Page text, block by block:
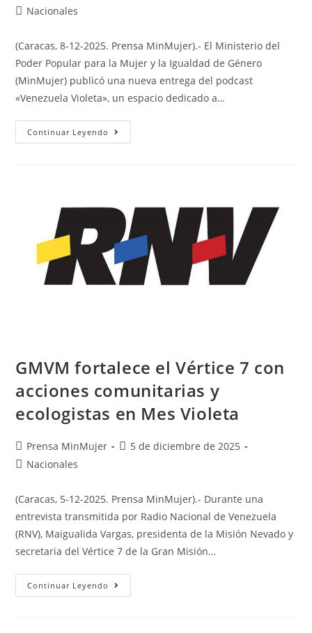
Nacionales
(Caracas, 8-12-2025. Prensa MinMujer).- El Ministerio del
Poder Popular para la Mujer y la Igualdad de Género
(MinMujer) publicó una nueva entrega del podcast
«Venezuela Violeta», un espacio dedicado a…
Continuar Leyendo
GMVM fortalece el Vértice 7 con
acciones comunitarias y
ecologistas en Mes Violeta
Prensa MinMujer
5 de diciembre de 2025
Nacionales
(Caracas, 5-12-2025. Prensa MinMujer).- Durante una
entrevista transmitida por Radio Nacional de Venezuela
(RNV), Maigualida Vargas, presidenta de la Misión Nevado y
secretaria del Vértice 7 de la Gran Misión…
Continuar Leyendo